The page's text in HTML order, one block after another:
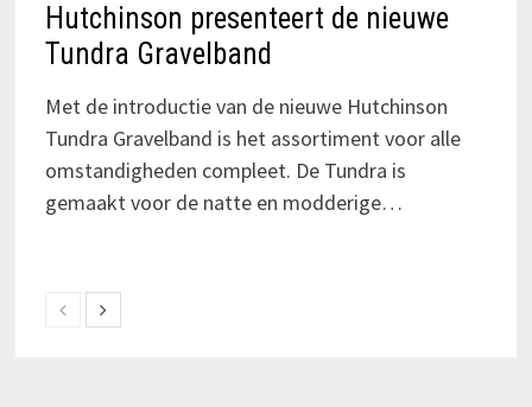
Hutchinson presenteert de nieuwe
Tundra Gravelband
Met de introductie van de nieuwe Hutchinson
Tundra Gravelband is het assortiment voor alle
omstandigheden compleet. De Tundra is
gemaakt voor de natte en modderige…